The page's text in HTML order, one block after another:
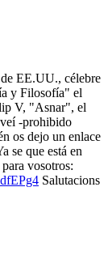
EE.UU., célebre
y Filosofía" el
V, "Asnar", el
veí -prohibido
os dejo un enlace
se que está en
vosotros:
Salutacions